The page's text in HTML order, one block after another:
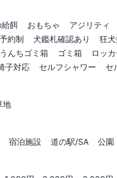
給餌 おもちゃ アジリティ
約制 犬鑑札確認あり
狂
うんちゴミ箱 ゴミ箱 ロッ
子対応 セルフシャワー セ
地
宿泊施設 道の駅/SA 公園